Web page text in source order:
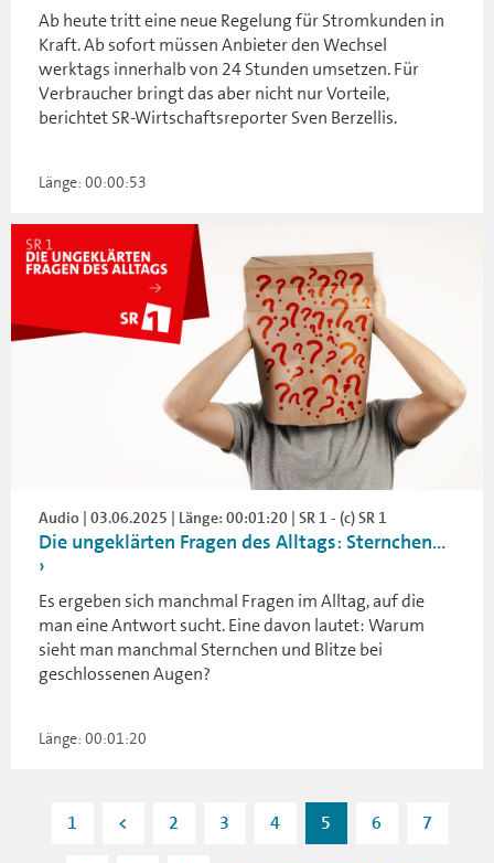
Ab heute tritt eine neue Regelung für Stromkunden in
Kraft. Ab sofort müssen Anbieter den Wechsel
werktags innerhalb von 24 Stunden umsetzen. Für
Verbraucher bringt das aber nicht nur Vorteile,
berichtet SR-Wirtschaftsreporter Sven Berzellis.
Länge: 00:00:53
Audio | 03.06.2025 | Länge: 00:01:20 | SR 1 - (c) SR 1
Die ungeklärten Fragen des Alltags: Sternchen...
Es ergeben sich manchmal Fragen im Alltag, auf die
man eine Antwort sucht. Eine davon lautet: Warum
sieht man manchmal Sternchen und Blitze bei
geschlossenen Augen?
Länge: 00:01:20
1 < 2 3 4 5 6 7